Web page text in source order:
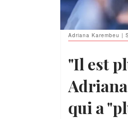
Adriana Karembeu |
"Il est
qui a